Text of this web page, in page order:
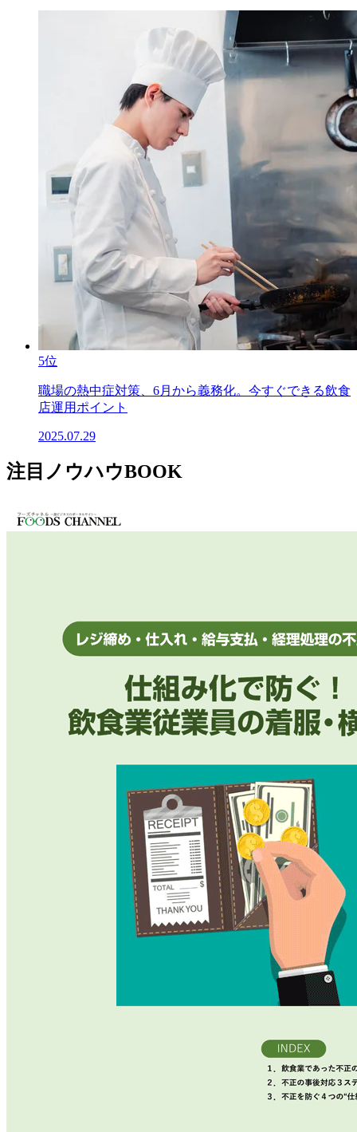
5位
職場の熱中症対策、6月から義務化。今すぐできる飲食
店運用ポイント
2025.07.29
注目ノウハウBOOK